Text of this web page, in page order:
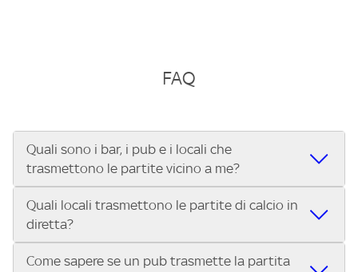
FAQ
Quali sono i bar, i pub e i locali che
trasmettono le partite vicino a me?
Se cerchi un bar, pub, ristorante o locale vicino a te per
vedere le partite di Serie A ENILIVE, la Serie C Sky Wifi, la
UEFA Champions League, la UEFA Europa League, la UEFA
Conference League, il Tennis, la Formula 1®, la MotoGP™ e
Quali locali trasmettono le partite di calcio in
diretta?
Vuoi sapere quali bar, pub o ristoranti mostrano le partite
Come sapere se un pub trasmette la partita